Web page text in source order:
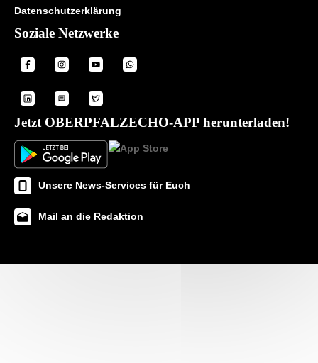
Datenschutzerklärung
Soziale Netzwerke
Jetzt OBERPFALZECHO-APP herunterladen!
Unsere News-Services für Euch
Mail an die Redaktion